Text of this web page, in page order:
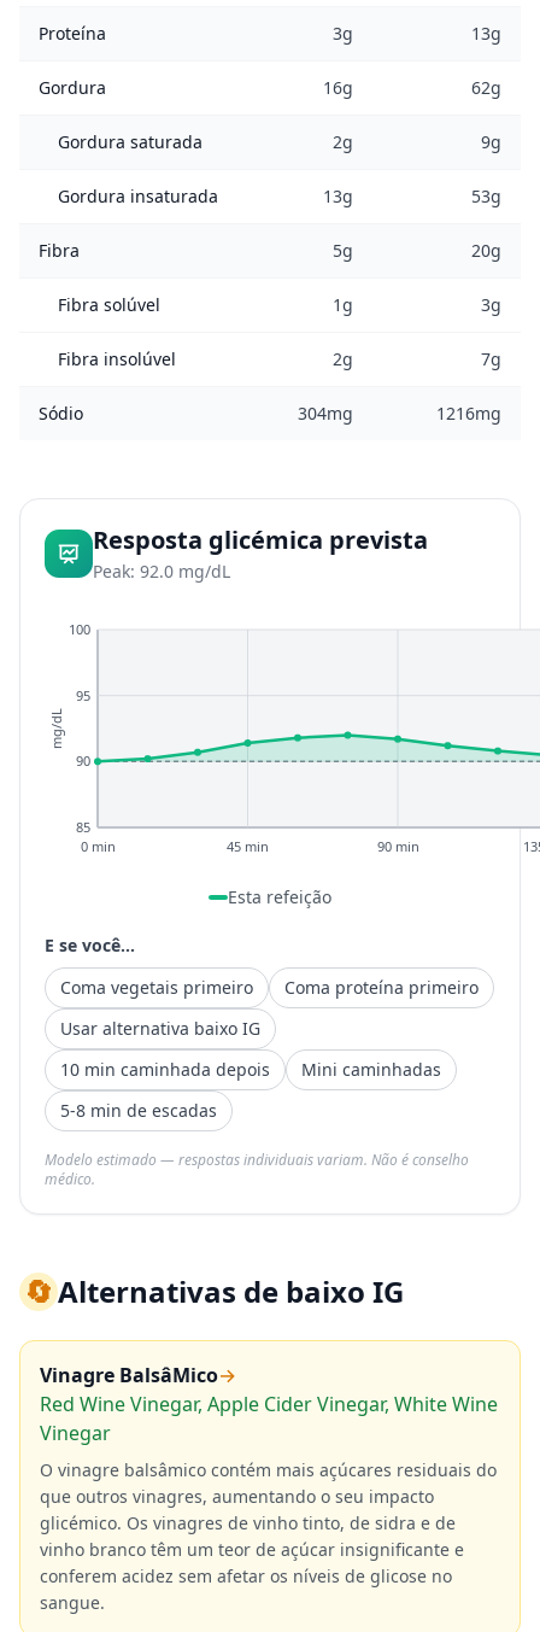
Proteína 3g 13g
Gordura 16g 62g
Gordura saturada 2g 9g
Gordura insaturada 13g 53g
Fibra 5g 20g
Fibra solúvel 1g 3g
Fibra insolúvel 2g 7g
Sódio 304mg 1216mg
Resposta glicémica prevista
Peak: 92.0 mg/dL
85
90
95
100
0 min 45 min 90 min
mg/dL
Esta refeição
E se você...
Coma vegetais primeiro
Coma proteína primeiro
Usar alternativa baixo IG
10 min caminhada depois
Mini caminhadas
5-8 min de escadas
Modelo estimado — respostas individuais variam. Não é conselho
médico.
🔄Alternativas de baixo IG
Vinagre BalsâMico→
Red Wine Vinegar, Apple Cider Vinegar, White Wine
Vinegar
O vinagre balsâmico contém mais açúcares residuais do
que outros vinagres, aumentando o seu impacto
glicémico. Os vinagres de vinho tinto, de sidra e de
vinho branco têm um teor de açúcar insignificante e
conferem acidez sem afetar os níveis de glicose no
sangue.